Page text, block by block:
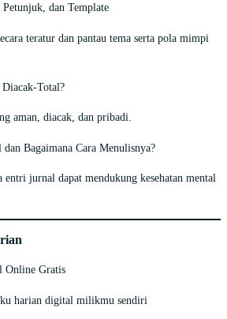
dan Template
teratur dan pantau tema serta pola mimpi
Total?
aman, diacak, dan pribadi.
Bagaimana Cara Menulisnya?
entri jurnal dapat mendukung kesehatan mental
Online Gratis
harian digital milikmu sendiri